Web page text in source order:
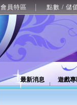
會員特區 點數 / 儲
最新消息 遊戲